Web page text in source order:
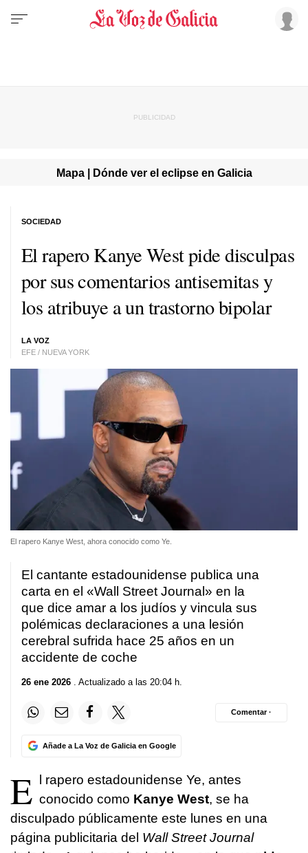
Mapa | Dónde ver el eclipse en Galicia
El rapero Kanye West pide disculpas
por sus comentarios antisemitas y
los atribuye a un trastorno bipolar
LA VOZ
EFE / NUEVA YORK
SOCIEDAD
El rapero Kanye West, ahora conocido como Ye.
El cantante estadounidense publica una
carta en el «Wall Street Journal» en la
que dice amar a los judíos y vincula sus
polémicas declaraciones a una lesión
cerebral sufrida hace 25 años en un
accidente de coche
26 ene 2026 . Actualizado a las 20:04 h.
Añade a La Voz de Galicia en Google
Comentar ·
E l rapero estadounidense Ye, antes
conocido como Kanye West, se ha
disculpado públicamente este lunes en una
página publicitaria del Wall Street Journal